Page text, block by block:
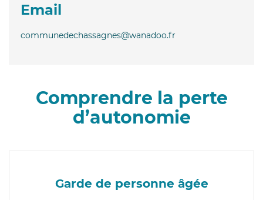
Email
communedechassagnes@wanadoo.fr
Comprendre la perte
d’autonomie
Garde de personne âgée